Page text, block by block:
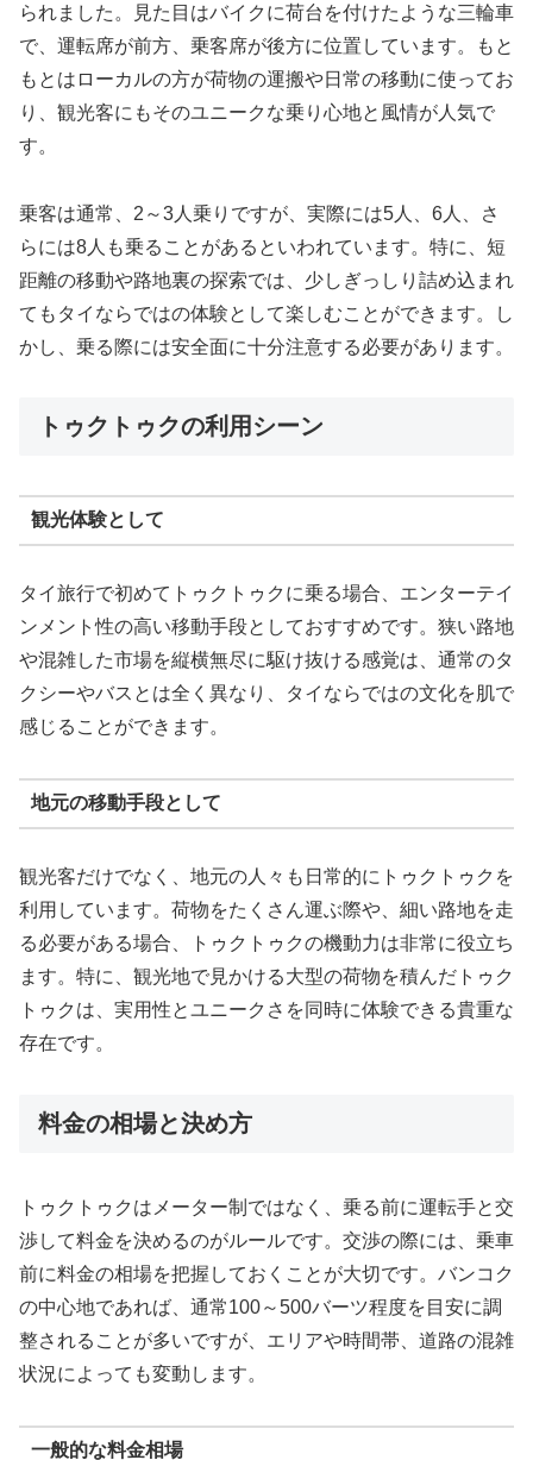
られました。見た目はバイクに荷台を付けたような三輪車
で、運転席が前方、乗客席が後方に位置しています。もと
もとはローカルの方が荷物の運搬や日常の移動に使ってお
り、観光客にもそのユニークな乗り心地と風情が人気で
す。
乗客は通常、2～3人乗りですが、実際には5人、6人、さ
らには8人も乗ることがあるといわれています。特に、短
距離の移動や路地裏の探索では、少しぎっしり詰め込まれ
てもタイならではの体験として楽しむことができます。し
かし、乗る際には安全面に十分注意する必要があります。
トゥクトゥクの利用シーン
観光体験として
タイ旅行で初めてトゥクトゥクに乗る場合、エンターテイ
ンメント性の高い移動手段としておすすめです。狭い路地
や混雑した市場を縦横無尽に駆け抜ける感覚は、通常のタ
クシーやバスとは全く異なり、タイならではの文化を肌で
感じることができます。
地元の移動手段として
観光客だけでなく、地元の人々も日常的にトゥクトゥクを
利用しています。荷物をたくさん運ぶ際や、細い路地を走
る必要がある場合、トゥクトゥクの機動力は非常に役立ち
ます。特に、観光地で見かける大型の荷物を積んだトゥク
トゥクは、実用性とユニークさを同時に体験できる貴重な
存在です。
料金の相場と決め方
トゥクトゥクはメーター制ではなく、乗る前に運転手と交
渉して料金を決めるのがルールです。交渉の際には、乗車
前に料金の相場を把握しておくことが大切です。バンコク
の中心地であれば、通常100～500バーツ程度を目安に調
整されることが多いですが、エリアや時間帯、道路の混雑
状況によっても変動します。
一般的な料金相場